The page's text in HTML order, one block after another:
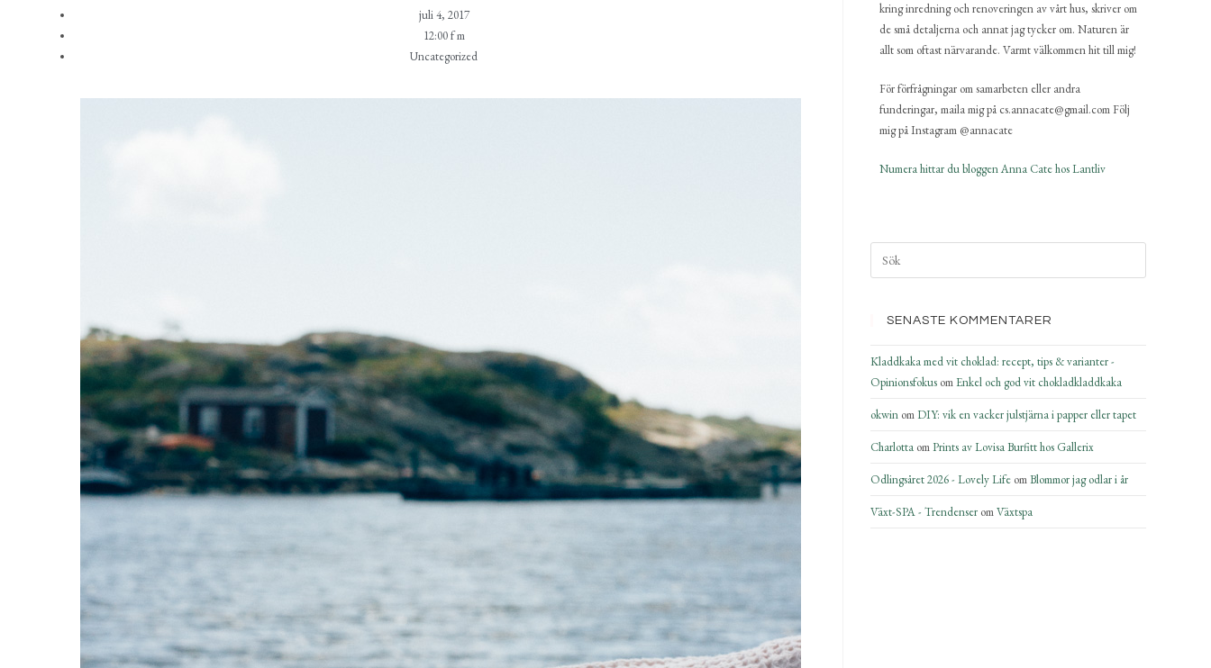
juli 4, 2017
12:00 f m
Uncategorized
kring inredning och renoveringen av vårt hus, skriver om
de små detaljerna och annat jag tycker om. Naturen är
allt som oftast närvarande. Varmt välkommen hit till mig!
För förfrågningar om samarbeten eller andra
funderingar, maila mig på cs.annacate@gmail.com Följ
mig på Instagram @annacate
Numera hittar du bloggen Anna Cate hos Lantliv
SENASTE KOMMENTARER
Kladdkaka med vit choklad: recept, tips & varianter -
Opinionsfokus omEnkel och god vit chokladkladdkaka
okwin omDIY: vik en vacker julstjärna i papper eller tapet
Charlotta omPrints av Lovisa Burfitt hos Gallerix
Odlingsåret 2026 - Lovely Life omBlommor jag odlar i år
Växt-SPA - Trendenser omVäxtspa